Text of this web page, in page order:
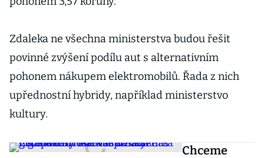
Zdaleka ne všechna ministerstva budou řešit
povinné zvýšení podílu aut s alternativním
pohonem nákupem elektromobilů. Řada z nich
upřednostní hybridy, například ministerstvo
kultury.
Chceme